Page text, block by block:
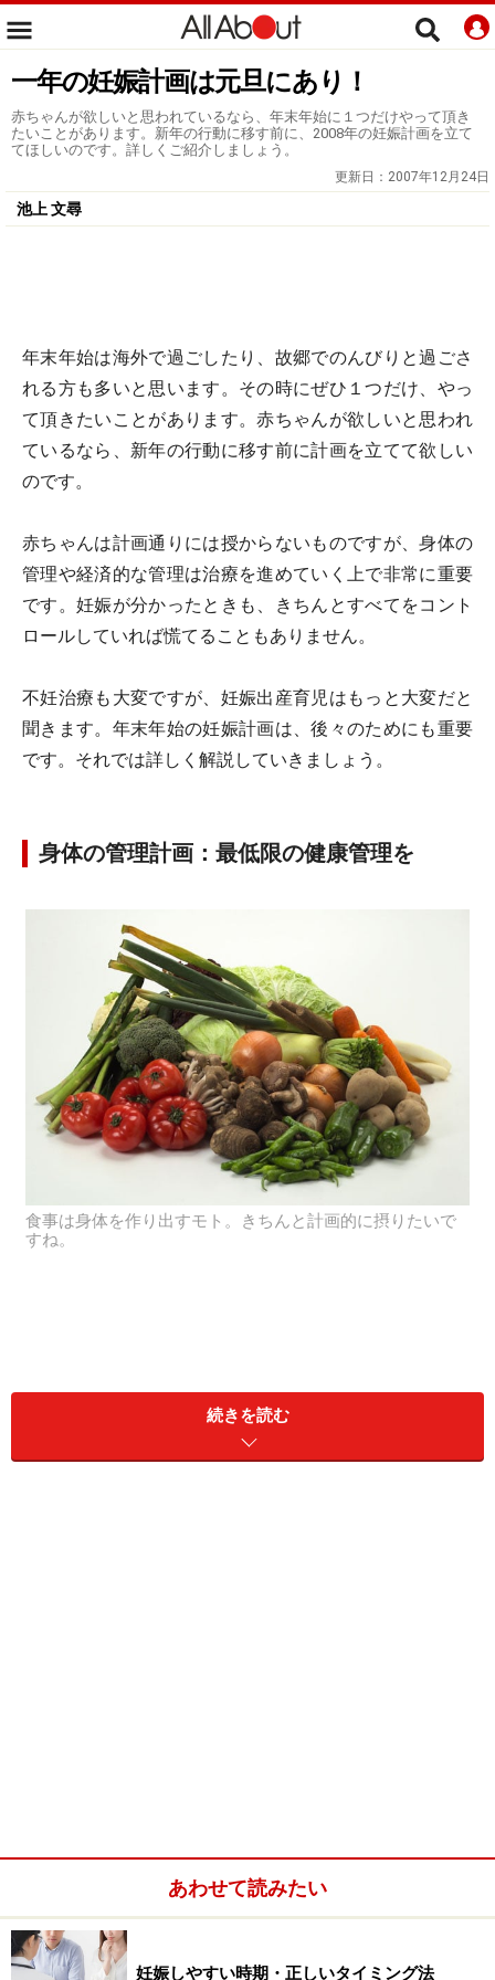
一年の妊娠計画は元旦にあり！
赤ちゃんが欲しいと思われているなら、年末年始に１つだけやって頂き
たいことがあります。新年の行動に移す前に、2008年の妊娠計画を立て
てほしいのです。詳しくご紹介しましょう。
更新日： 2007年12月24日
池上 文尋
年末年始は海外で過ごしたり、故郷でのんびりと過ごさ
れる方も多いと思います。その時にぜひ１つだけ、やっ
て頂きたいことがあります。赤ちゃんが欲しいと思われ
ているなら、新年の行動に移す前に計画を立てて欲しい
のです。
赤ちゃんは計画通りには授からないものですが、身体の
管理や経済的な管理は治療を進めていく上で非常に重要
です。妊娠が分かったときも、きちんとすべてをコント
ロールしていれば慌てることもありません。
不妊治療も大変ですが、妊娠出産育児はもっと大変だと
聞きます。年末年始の妊娠計画は、後々のためにも重要
です。それでは詳しく解説していきましょう。
身体の管理計画：最低限の健康管理を
食事は身体を作り出すモト。きちんと計画的に摂りたいで
すね。
身長
体重（ベスト体重との比較）
運動の内容とペース
食事の内容、回数、カロリー数、サプリメント
続きを読む
あわせて読みたい
妊娠しやすい時期・正しいタイミング法